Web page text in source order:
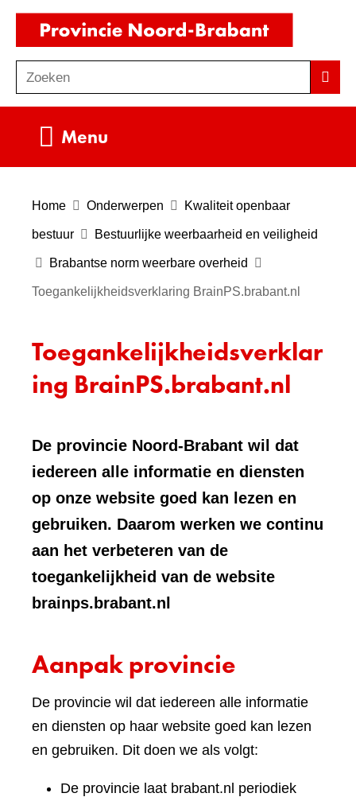
Ga
de
inhoud
o
e
Zoeken
Menu
Home Onderwerpen Kwaliteit openbaar
bestuur Bestuurlijke weerbaarheid en veiligheid
Brabantse norm weerbare overheid
Toegankelijkheidsverklaring BrainPS.brabant.nl
Toegankelijkheidsverklar
ing BrainPS.brabant.nl
De provincie Noord-Brabant wil dat
iedereen alle informatie en diensten
op onze website goed kan lezen en
gebruiken. Daarom werken we continu
aan het verbeteren van de
toegankelijkheid van de website
brainps.brabant.nl
Aanpak provincie
De provincie wil dat iedereen alle informatie
en diensten op haar website goed kan lezen
en gebruiken. Dit doen we als volgt:
De provincie laat brabant.nl periodiek